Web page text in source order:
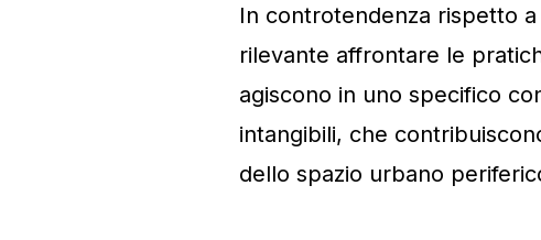
In controtendenza rispetto
rilevante affrontare le
agiscono in uno specifico
intangibili, che
dello spazio urbano